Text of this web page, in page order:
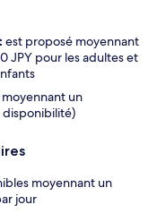
est proposé moyennant
JPY pour les adultes et
moyennant un
disponibilité)
moyennant un
jour